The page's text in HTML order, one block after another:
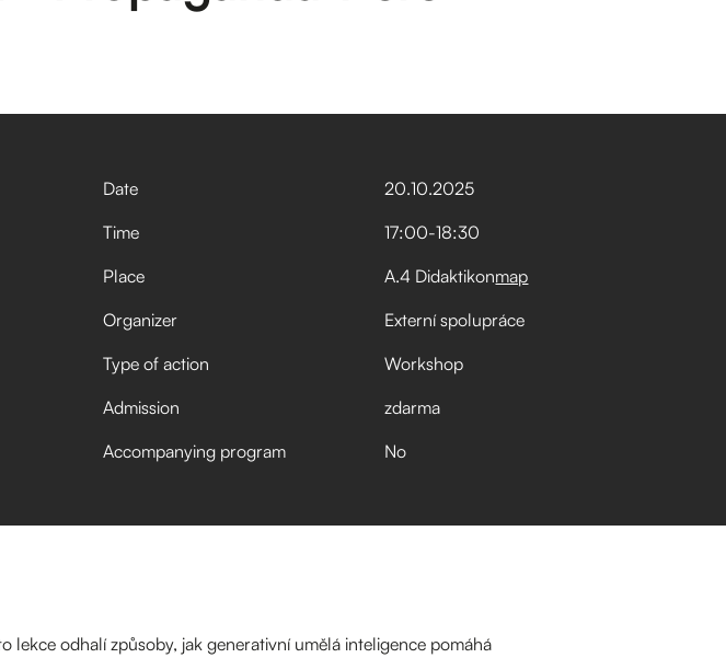
Date 20.10.2025
Time
17:00-18:30
Place
A.4 Didaktikonmap
Organizer
Externí spolupráce
Type of action
Workshop
Admission
zdarma
Accompanying program
No
lekce odhalí způsoby, jak generativní umělá inteligence pomáhá